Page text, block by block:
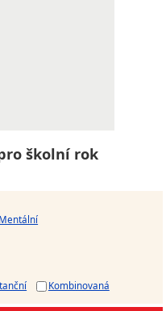
školní rok
Mentální
Kombinovaná